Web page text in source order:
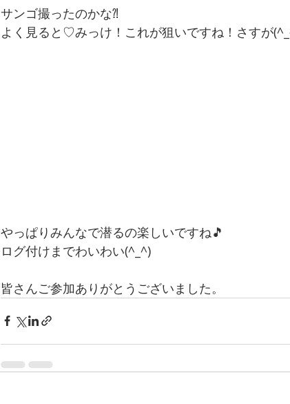
サンゴ撮ったのかな⁈
よく見ると♡みっけ！これが狙いですね！さすが
やっぱりみんなで潜るの楽しいですね🎵
ログ付けまでわいわい(^_^)
皆さんご参加ありがとうございました。